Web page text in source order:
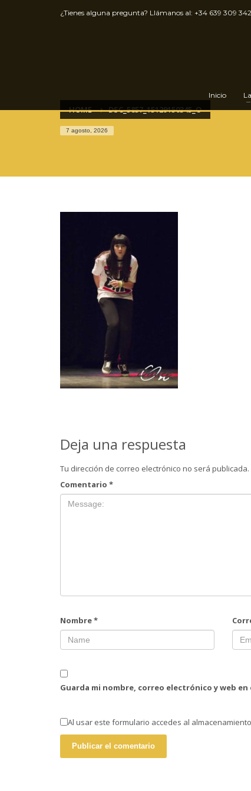
¿Tienes alguna pregunta? Llámanos al: +34 639 309 342
Inicio
HOME DSC_5857_15129150345_O
7 agosto, 2026
Deja una respuesta
Tu dirección de correo electrónico no será publicada.
Comentario *
Nombre*
Guarda mi nombre, correo electrónico y web
Al usar este formulario accedes al